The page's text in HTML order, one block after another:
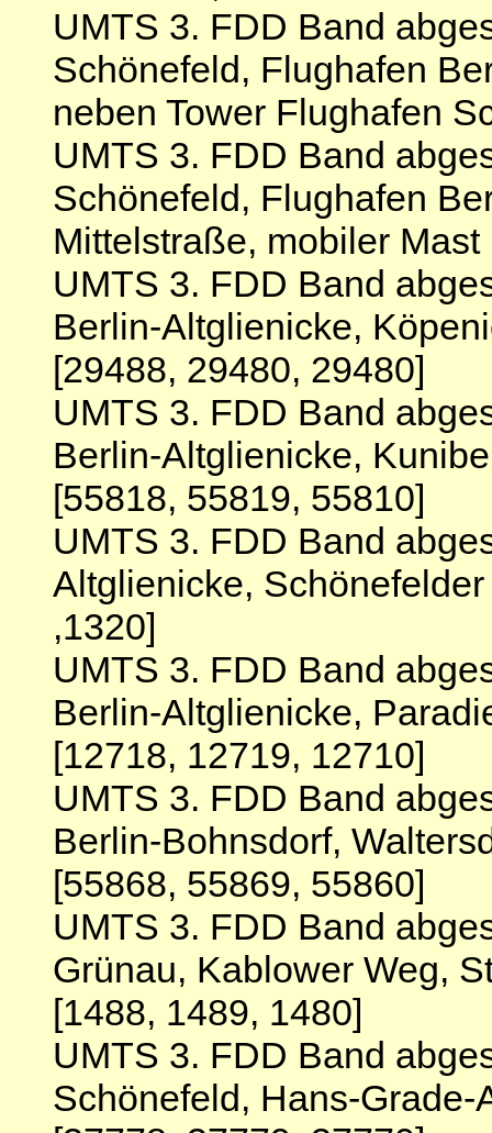
UMTS 3. FDD Band
Schönefeld, Flughafen
neben Tower Flughafen
UMTS 3. FDD Band
Schönefeld, Flughafen
Mittelstraße, mobiler
UMTS 3. FDD Band
Berlin-Altglienicke,
[29488, 29480, 29480]
UMTS 3. FDD Band
Berlin-Altglienicke,
[55818, 55819, 55810]
UMTS 3. FDD Band
Altglienicke,
,1320]
UMTS 3. FDD Band
Berlin-Altglienicke,
[12718, 12719, 12710]
UMTS 3. FDD Band
Berlin-Bohnsdorf,
[55868, 55869, 55860]
UMTS 3. FDD Band
Grünau, Kablower Weg,
[1488, 1489, 1480]
UMTS 3. FDD Band
Schönefeld, Hans-